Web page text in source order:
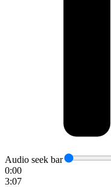
Audio seek bar
0:00
3:07